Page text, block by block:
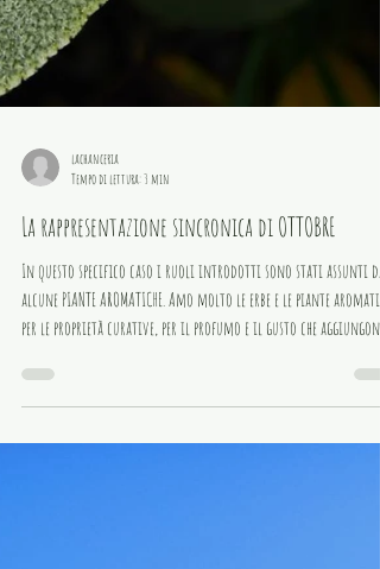
lachanceria
Tempo di lettura: 3 min
La rappresentazione sincronica di OTTOBRE
In questo specifico caso i ruoli introdotti sono stati assunti da
alcune PIANTE AROMATICHE. Amo molto le erbe e le piante